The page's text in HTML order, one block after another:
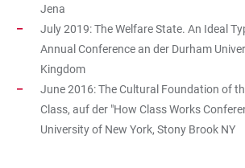
Jena
July 2019: The Welfare State. An Ideal
Annual Conference an der Durham
Kingdom
June 2016: The Cultural Foundation of
Class, auf der "How Class Works
University of New York, Stony Brook NY